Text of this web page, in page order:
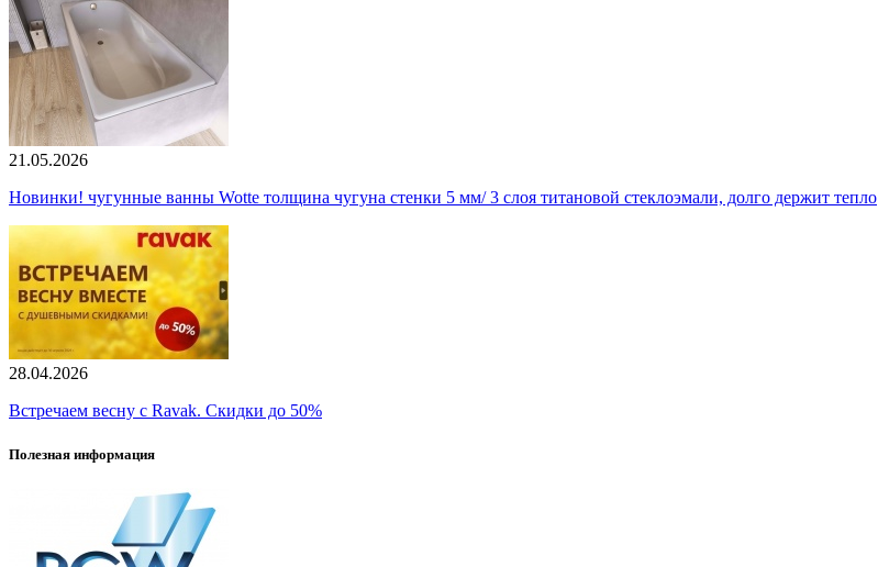
21.05.2026
Новинки! чугунные ванны Wotte толщина чугуна стенки 5 мм/ 3 слоя титановой стеклоэмали, долго держит тепло
28.04.2026
Встречаем весну с Ravak. Скидки до 50%
Полезная информация